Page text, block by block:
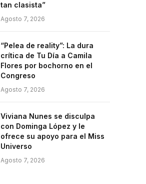
tan clasista”
Agosto 7, 2026
“Pelea de reality”: La dura
crítica de Tu Día a Camila
Flores por bochorno en el
Congreso
Agosto 7, 2026
Viviana Nunes se disculpa
con Dominga López y le
ofrece su apoyo para el Miss
Universo
Agosto 7, 2026